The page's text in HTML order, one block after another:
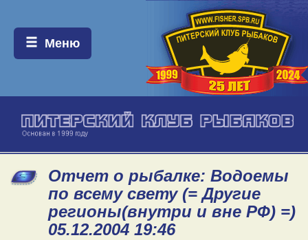
Меню:
Меню
Отчет о рыбалке: Водоемы
по всему свету (= Другие
регионы(внутри и вне РФ) =)
05.12.2004 19:46